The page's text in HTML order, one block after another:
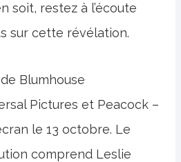
soit, restez à l’écoute
sur cette révélation.
Blumhouse
Pictures et Peacock –
le 13 octobre. Le
comprend Leslie